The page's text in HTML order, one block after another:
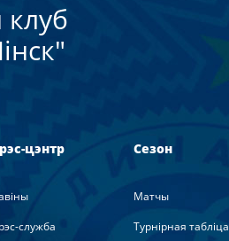
цэнтр
служба
Сезон
Матчы
Турнірная табліца